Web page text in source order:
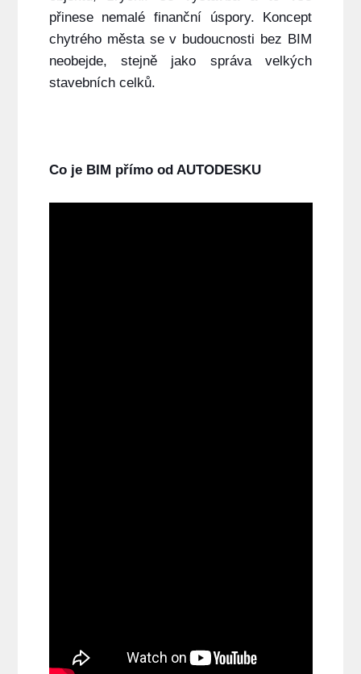
přinese nemalé finanční úspory. Koncept
chytrého města se v budoucnosti bez BIM
neobejde, stejně jako správa velkých
stavebních celků.
Co je BIM přímo od AUTODESKU